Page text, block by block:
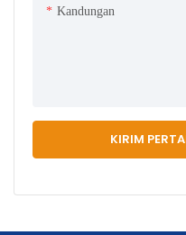
Kandungan
KIRIM